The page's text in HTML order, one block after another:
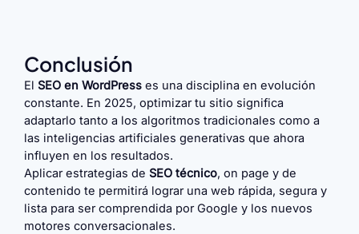
Conclusión
El SEO en WordPress es una disciplina en evolución
constante. En 2025, optimizar tu sitio significa
adaptarlo tanto a los algoritmos tradicionales como a
las inteligencias artificiales generativas que ahora
influyen en los resultados.
Aplicar estrategias de SEO técnico, on page y de
contenido te permitirá lograr una web rápida, segura y
lista para ser comprendida por Google y los nuevos
motores conversacionales.